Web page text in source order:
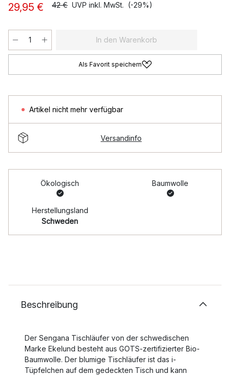
29,95 € 42 € UVP inkl. MwSt. (-29%)
In den Warenkorb
Als Favorit speichern
Artikel nicht mehr verfügbar
Versandinfo
Ökologisch Baumwolle
Herstellungsland
Schweden
Beschreibung
Der Sengana Tischläufer von der schwedischen
Marke Ekelund besteht aus GOTS-zertifizierter Bio-
Baumwolle. Der blumige Tischläufer ist das i-
Tüpfelchen auf dem gedeckten Tisch und kann